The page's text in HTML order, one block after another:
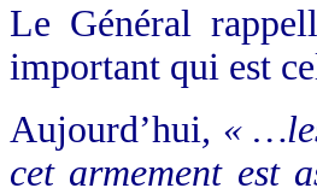
Le Général
important qui est
Aujourd’hui, «
cet armement est